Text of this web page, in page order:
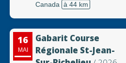
Canada à 44 km
16
MAI
Gabarit Course
Régionale St-Jean-